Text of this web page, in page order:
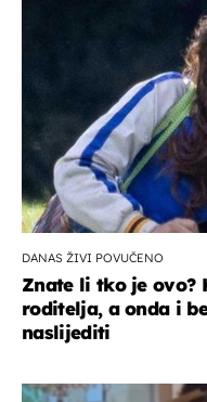
DANAS ŽIVI POVUČENO
Znate li tko je ovo?
roditelja, a onda i
naslijediti